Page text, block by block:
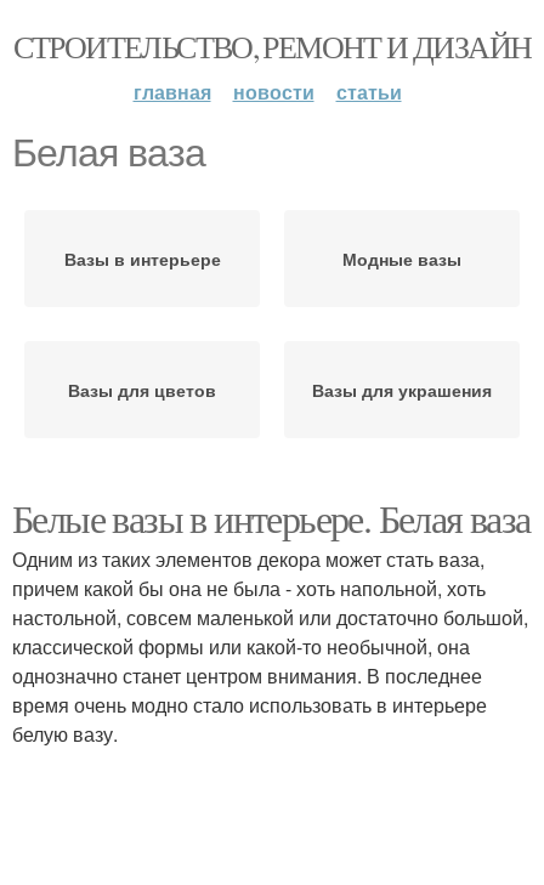
СТРОИТЕЛЬСТВО, РЕМОНТ И ДИЗАЙН
главная новости статьи
Белая ваза
Вазы в интерьере Модные вазы
Вазы для цветов Вазы для украшения
Белые вазы в интерьере. Белая ваза
Одним из таких элементов декора может стать ваза,
причем какой бы она не была - хоть напольной, хоть
настольной, совсем маленькой или достаточно большой,
классической формы или какой-то необычной, она
однозначно станет центром внимания. В последнее
время очень модно стало использовать в интерьере
белую вазу.